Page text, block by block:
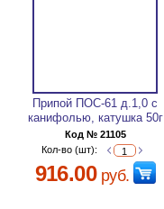
Припой ПОС-61 д.1,0 с
канифолью, катушка 50г
Код № 21105
Кол-во (шт):
916.00руб.